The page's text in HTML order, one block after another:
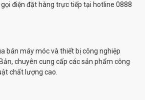
điện đặt hàng trực tiếp tại hotline 0888
bán máy móc và thiết bị công nghiệp
chuyên cung cấp các sản phẩm công
chất lượng cao.